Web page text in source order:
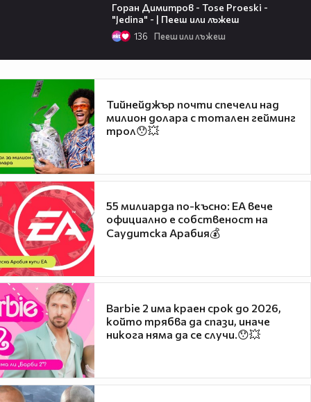
Горан Димитров - Tose Proeski -
"Jedina" - | Пееш или лъжеш
136 Пееш или лъжеш
Тийнейджър почти спечели над
милион долара с тотален гейминг
трол😯💥
55 милиарда по-късно: EA вече
официално е собственост на
Саудитска Арабия💰
Barbie 2 има краен срок до 2026,
който трябва да спази, иначе
никога няма да се случи.😯💥